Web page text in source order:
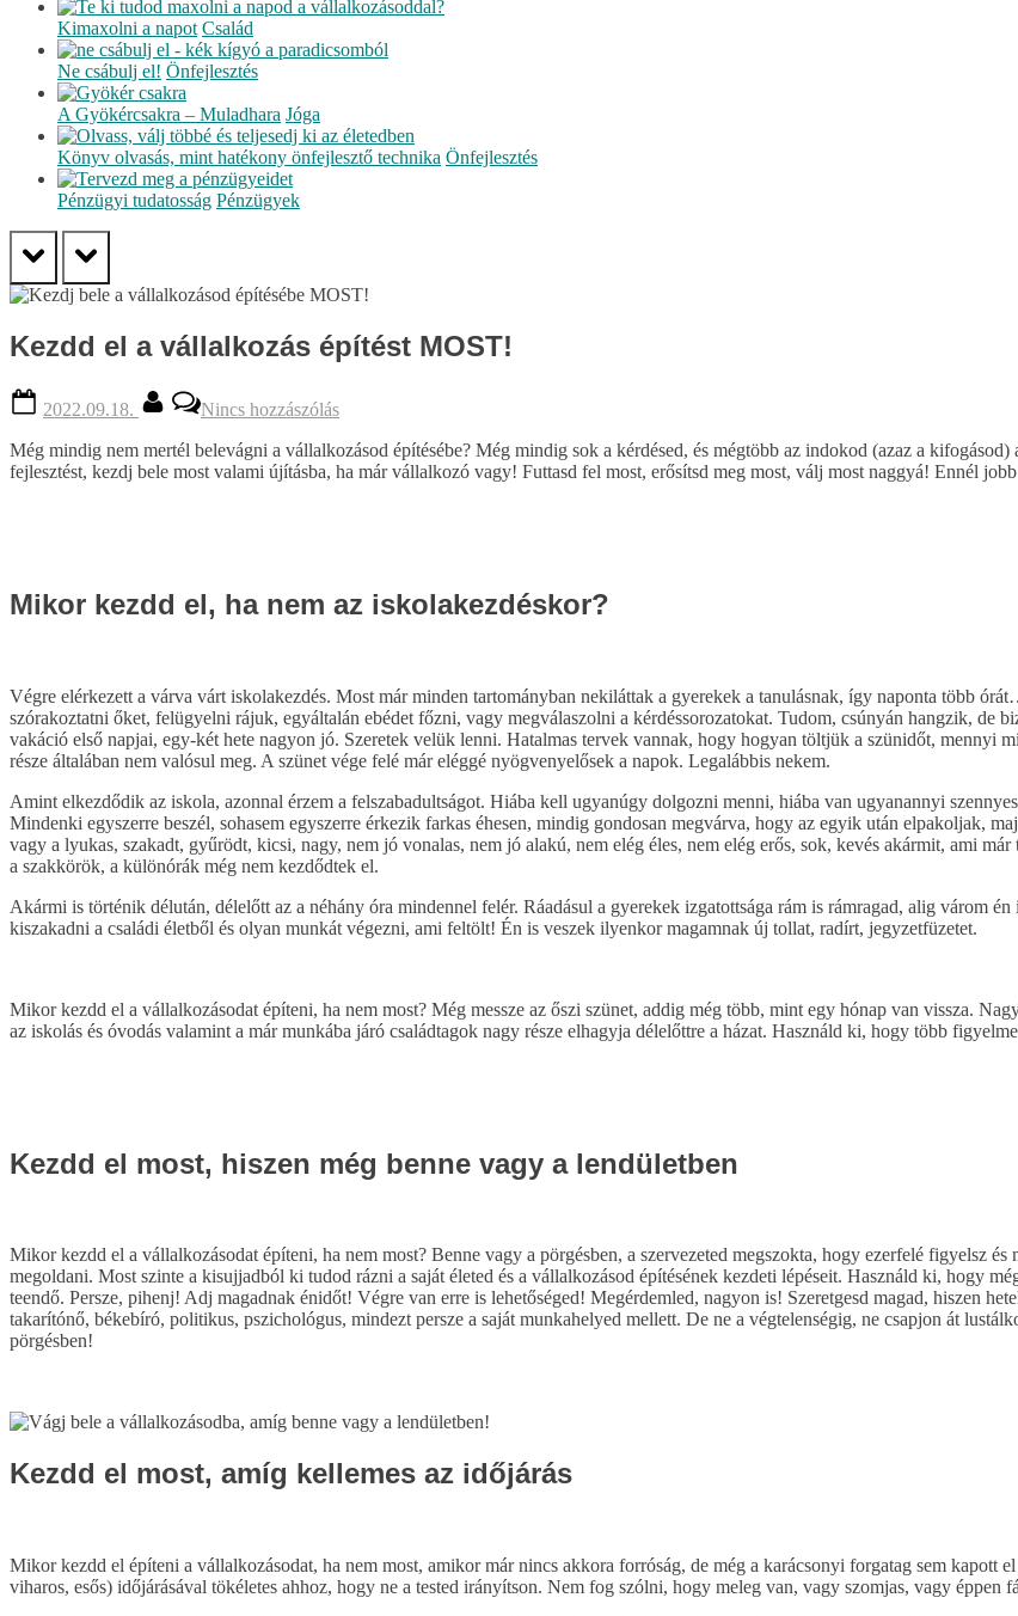
Kimaxolni a napot Család
Ne csábulj el! Önfejlesztés
A Gyökércsakra – Muladhara Jóga
Könyv olvasás, mint hatékony önfejlesztő technika Önfejlesztés
Pénzügyi tudatosság Pénzügyek
prev next
Kezdd el a vállalkozás építést MOST!
on
2022.09.18.
By
Nincs hozzászólásKezdd
a
vállalkozás
Még mindig nem mertél belevágni a vállalkozásod építésébe? Még mindig sok a kérdésed, és mégtöbb az indokod (azaz a
fejlesztést, kezdj bele most valami újításba, ha már vállalkozó vagy! Futtasd fel most, erősítsd meg most, válj most naggyá! Ennél
Mikor kezdd el, ha nem az iskolakezdéskor?
Végre elérkezett a várva várt iskolakezdés. Most már minden tartományban nekiláttak a gyerekek a tanulásnak, így naponta több
szórakoztatni őket, felügyelni rájuk, egyáltalán ebédet főzni, vagy megválaszolni a kérdéssorozatokat. Tudom, csúnyán hangzik, de
vakáció első napjai, egy-két hete nagyon jó. Szeretek velük lenni. Hatalmas tervek vannak, hogy hogyan töltjük a szünidőt, mennyi
része általában nem valósul meg. A szünet vége felé már eléggé nyögvenyelősek a napok. Legalábbis nekem.
Amint elkezdődik az iskola, azonnal érzem a felszabadultságot. Hiába kell ugyanúgy dolgozni menni, hiába van ugyanannyi
Mindenki egyszerre beszél, sohasem egyszerre érkezik farkas éhesen, mindig gondosan megvárva, hogy az egyik után elpakoljak,
vagy a lyukas, szakadt, gyűrödt, kicsi, nagy, nem jó vonalas, nem jó alakú, nem elég éles, nem elég erős, sok, kevés akármit, ami
a szakkörök, a különórák még nem kezdődtek el.
Akármi is történik délután, délelőtt az a néhány óra mindennel felér. Ráadásul a gyerekek izgatottsága rám is rámragad, alig várom
kiszakadni a családi életből és olyan munkát végezni, ami feltölt! Én is veszek ilyenkor magamnak új tollat, radírt, jegyzetfüzetet.
Mikor kezdd el a vállalkozásodat építeni, ha nem most? Még messze az őszi szünet, addig még több, mint egy hónap van vissza.
az iskolás és óvodás valamint a már munkába járó családtagok nagy része elhagyja délelőttre a házat. Használd ki, hogy több
Kezdd el most, hiszen még benne vagy a lendületben
Mikor kezdd el a vállalkozásodat építeni, ha nem most? Benne vagy a pörgésben, a szervezeted megszokta, hogy ezerfelé figyelsz
megoldani. Most szinte a kisujjadból ki tudod rázni a saját életed és a vállalkozásod építésének kezdeti lépéseit. Használd ki, hogy
teendő. Persze, pihenj! Adj magadnak énidőt! Végre van erre is lehetőséged! Megérdemled, nagyon is! Szeretgesd magad, hiszen
takarítónő, békebíró, politikus, pszichológus, mindezt persze a saját munkahelyed mellett. De ne a végtelenségig, ne csapjon át
pörgésben!
Kezdd el most, amíg kellemes az időjárás
Mikor kezdd el építeni a vállalkozásodat, ha nem most, amikor már nincs akkora forróság, de még a karácsonyi forgatag sem kapott
viharos, esős) időjárásával tökéletes ahhoz, hogy ne a tested irányítson. Nem fog szólni, hogy meleg van, vagy szomjas, vagy éppen